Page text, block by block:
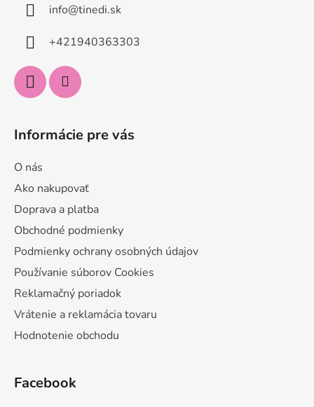
info@tinedi.sk
+421940363303
Informácie pre vás
O nás
Ako nakupovať
Doprava a platba
Obchodné podmienky
Podmienky ochrany osobných údajov
Používanie súborov Cookies
Reklamačný poriadok
Vrátenie a reklamácia tovaru
Hodnotenie obchodu
Facebook